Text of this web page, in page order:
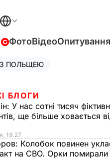
ФотоВідеоОпитування
ПОЛЬЩЕЮ
БЛОГИ
У нас сотні тисяч
ще більше ховається
19.27
Колобок повинен
на СВО. Орки помирали